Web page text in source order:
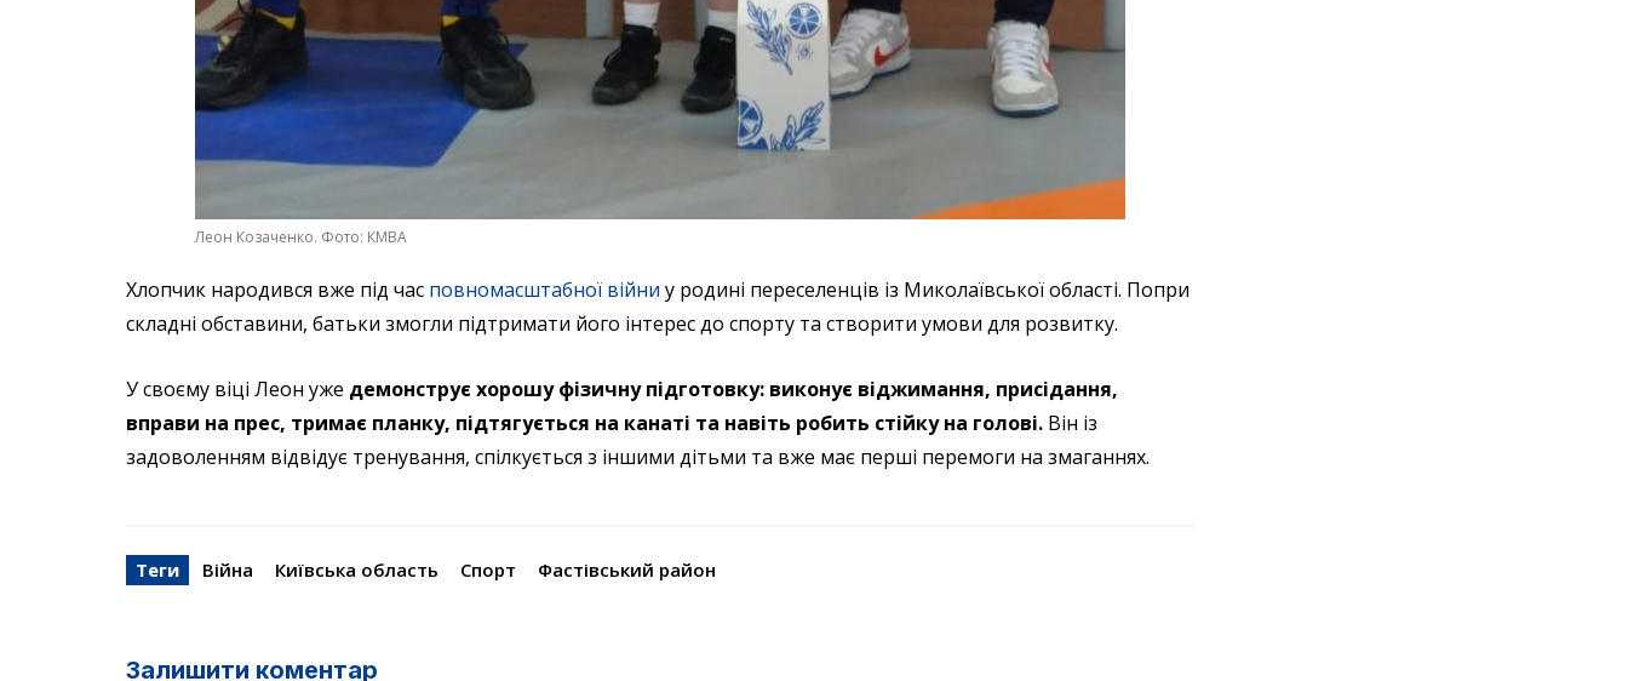
Леон Козаченко. Фото: КМВА
Хлопчик народився вже під час повномасштабної війни у родині переселенців із Миколаївської області. Попри
складні обставини, батьки змогли підтримати його інтерес до спорту та створити умови для розвитку.
У своєму віці Леон уже демонструє хорошу фізичну підготовку: виконує віджимання, присідання,
вправи на прес, тримає планку, підтягується на канаті та навіть робить стійку на голові. Він із
задоволенням відвідує тренування, спілкується з іншими дітьми та вже має перші перемоги на змаганнях.
Теги Війна Київська область Спорт Фастівський район
Залишити коментар